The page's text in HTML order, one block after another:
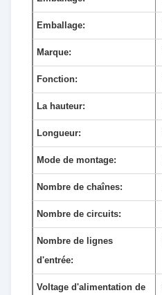
Emballage:
Marque:
Fonction:
La hauteur:
Longueur:
Mode de montage:
Nombre de chaînes:
Nombre de circuits:
Nombre de lignes
d'entrée:
Voltage d'alimentation de